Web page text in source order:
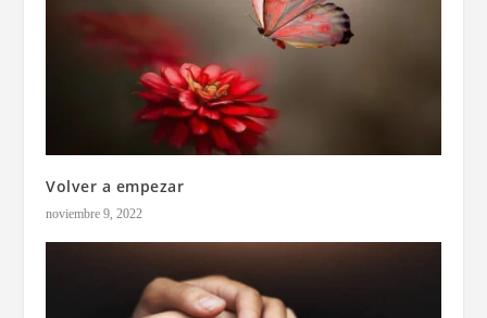
Volver a empezar
noviembre 9, 2022